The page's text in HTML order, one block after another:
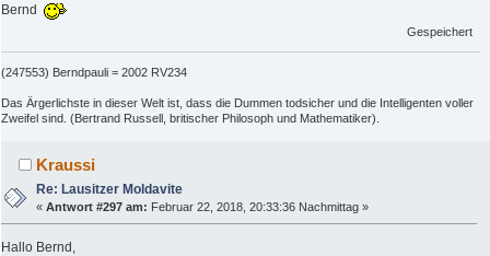
Bernd
Gespeichert
(247553) Berndpauli = 2002 RV234
Das Ärgerlichste in dieser Welt ist, dass die Dummen todsicher und die Intelligenten voller
Zweifel sind. (Bertrand Russell, britischer Philosoph und Mathematiker).
Kraussi
Re: Lausitzer Moldavite
«Antwort #297 am: Februar 22, 2018, 20:33:36 Nachmittag »
Hallo Bernd,